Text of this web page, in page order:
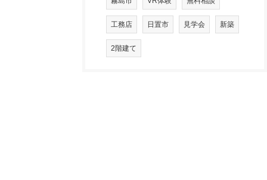
工務店 日置市 見学会 新築
2階建て